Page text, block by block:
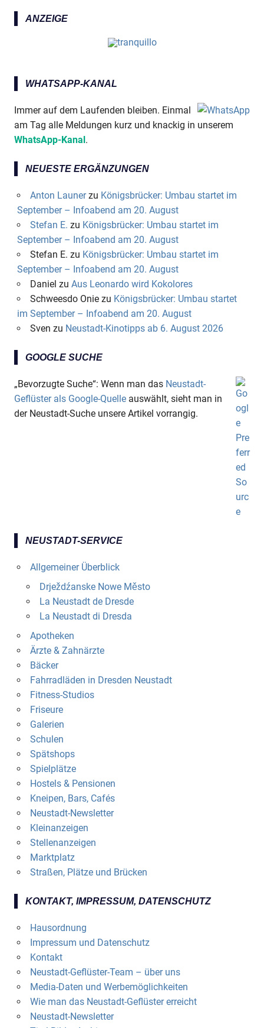
ANZEIGE
WHATSAPP-KANAL
Immer auf dem Laufenden bleiben. Einmal
am Tag alle Meldungen kurz und knackig in unserem
WhatsApp-Kanal.
NEUESTE ERGÄNZUNGEN
Anton Launerzu Königsbrücker: Umbau startet im
September – Infoabend am 20. August
Stefan E. zu Königsbrücker: Umbau startet im
September – Infoabend am 20. August
Stefan E. zu Königsbrücker: Umbau startet im
September – Infoabend am 20. August
Daniel zu Aus Leonardo wird Kokolores
Schweesdo Oniezu Königsbrücker: Umbau startet
im September – Infoabend am 20. August
Sven zu Neustadt-Kinotipps ab 6. August 2026
GOOGLE SUCHE
„Bevorzugte Suche“: Wenn man das Neustadt-
Geflüster als Google-Quelle auswählt, sieht man in
der Neustadt-Suche unsere Artikel vorrangig.
NEUSTADT-SERVICE
Allgemeiner Überblick
Drježdźanske Nowe Město
La Neustadt de Dresde
La Neustadt di Dresda
Apotheken
Ärzte & Zahnärzte
Bäcker
Fahrradläden in Dresden Neustadt
Fitness-Studios
Friseure
Galerien
Schulen
Spätshops
Spielplätze
Hostels & Pensionen
Kneipen, Bars, Cafés
Neustadt-Newsletter
Kleinanzeigen
Stellenanzeigen
Marktplatz
Straßen, Plätze und Brücken
KONTAKT, IMPRESSUM, DATENSCHUTZ
Hausordnung
Impressum und Datenschutz
Kontakt
Neustadt-Geflüster-Team – über uns
Media-Daten und Werbemöglichkeiten
Wie man das Neustadt-Geflüster erreicht
Neustadt-Newsletter